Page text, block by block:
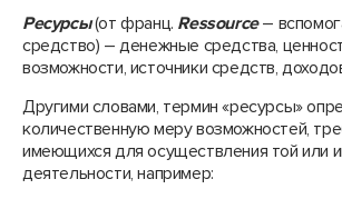
Ресурсы(от франц. Ressource–
средство) – денежные средства,
возможности, источники средств,
Другими словами, термин «ресурсы»
количественную меру возможностей,
имеющихся для осуществления той или
деятельности, например: